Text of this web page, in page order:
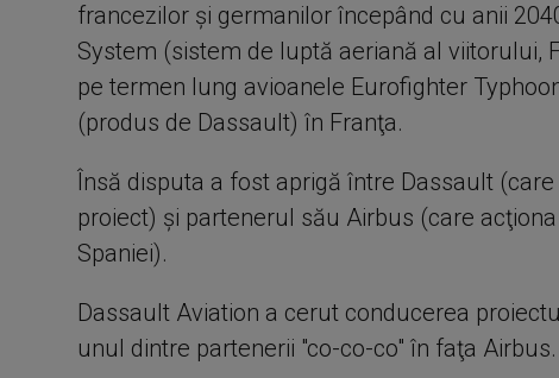
francezilor şi germanilor începând cu anii
System (sistem de luptă aeriană al viitorului,
pe termen lung avioanele Eurofighter
(produs de Dassault) în Franţa.
Însă disputa a fost aprigă între Dassault
proiect) şi partenerul său Airbus (care
Spaniei).
Dassault Aviation a cerut conducerea
unul dintre partenerii "co-co-co" în faţa Airbus.